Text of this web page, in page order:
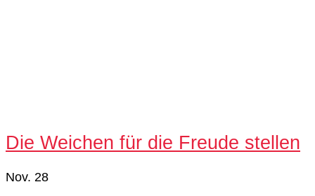
Die Weichen für die Freude stellen
Nov. 28